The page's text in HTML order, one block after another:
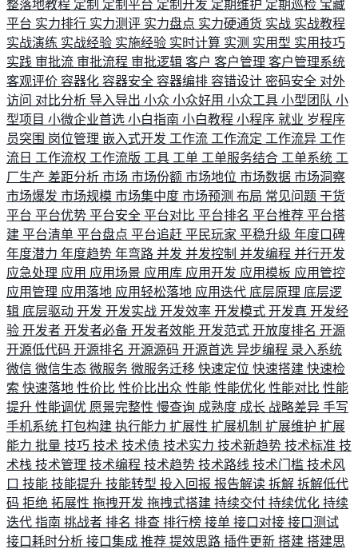
整落地教程 定制 定制平台 定制开发 定期维护 定期巡检 宝藏
平台 实力排行 实力测评 实力盘点 实力硬通货 实战 实战教程
实战演练 实战经验 实施经验 实时计算 实测 实用型 实用技巧
实践 审批流 审批流程 审批逻辑 客户 客户管理 客户管理系统
客观评价 容器化 容器安全 容器编排 容错设计 密码安全 对外
访问 对比分析 导入导出 小众 小众好用 小众工具 小型团队 小
型项目 小微企业首选 小白指南 小白教程 小程序 就业 岁程序
员突围 岗位管理 嵌入式开发 工作流 工作流定 工作流异 工作
流日 工作流权 工作流版 工具 工单 工单服务结合 工单系统 工
厂生产 差距分析 市场 市场份额 市场地位 市场数据 市场洞察
市场爆发 市场规模 市场集中度 市场预测 布局 常见问题 干货
平台 平台优势 平台安全 平台对比 平台排名 平台推荐 平台搭
建 平台清单 平台盘点 平台追赶 平民玩家 平稳升级 年度口碑
年度潜力 年度趋势 年弯路 并发 并发控制 并发编程 并行开发
应急处理 应用 应用场景 应用库 应用开发 应用模板 应用管控
应用管理 应用落地 应用轻松落地 应用迭代 底层原理 底层逻
辑 底层驱动 开发 开发实战 开发效率 开发模式 开发真 开发经
验 开发者 开发者必备 开发者效能 开发范式 开放度排名 开源
开源低代码 开源排名 开源源码 开源首选 异步编程 录入系统
微信 微信生态 微服务 微服务迁移 快速定位 快速搭建 快速检
索 快速落地 性价比 性价比出众 性能 性能优化 性能对比 性能
提升 性能调优 愿景完整性 慢查询 成熟度 成长 战略差异 手写
手机系统 打包构建 执行能力 扩展性 扩展机制 扩展维护 扩展
能力 批量 技巧 技术 技术债 技术实力 技术新趋势 技术标准 技
术栈 技术管理 技术编程 技术趋势 技术路线 技术门槛 技术风
口 技能 技能提升 技能转型 投入回报 报告解读 拆解 拆解低代
码 拒绝 拓展性 拖拽开发 拖拽式搭建 持续交付 持续优化 持续
迭代 指南 挑战者 排名 排查 排行榜 接单 接口对接 接口测试
接口耗时分析 接口集成 推荐 提效思路 插件更新 搭建 搭建思